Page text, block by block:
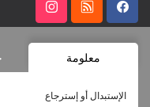
معلومة
الإستبدال أو إسترجاع